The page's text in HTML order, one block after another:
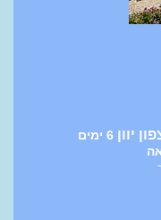
יוון 6 ימים